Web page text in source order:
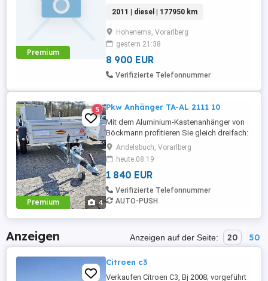
Premium
vorgeführt und ist in einem technische
sehr guten Zustand. Vor wenigen
Kilometern wurde ein Ölservice gemacht.
Aber er hat ein paar Dellen und ein paar
Roststellen, siehe Fotos. Aktuell ...
2011 | diesel | 177950 km
Hohenems, Vorarlberg
gestern 21:38
8 900 EUR
Verifizierte Telefonnummer
Premium 4
5 Pkw Anhänger TA-AL 2111 10
Mit dem Aluminium-Kastenanhänger von
Böckmann profitieren Sie gleich dreifach:
Erstens von den vielfältigen
Einsatzmöglichkeiten. Zweites von der
Böckmann Profi-Qualität. Und drittens von
der glänzenden Optik dank des eloxierten
Aluminium-Aufbaus. Bauart Fahrgestell:
Tieflader Einachs Gesamtgewicht: ...
Andelsbuch, Vorarlberg
heute 08:19
1 840 EUR
Verifizierte Telefonnummer
AUTO-PUSH
Anzeigen Anzeigen auf der Seite: 20 50
Citroen c3
Verkaufen Citroen C3, Bj 2008; vorgeführt